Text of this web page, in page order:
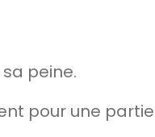
peine.
pour une